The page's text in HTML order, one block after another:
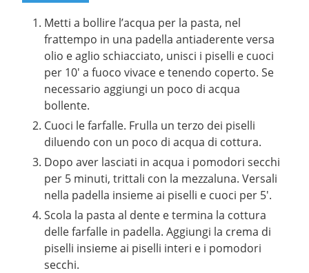
Metti a bollire l’acqua per la pasta, nel
frattempo in una padella antiaderente versa
olio e aglio schiacciato, unisci i piselli e cuoci
per 10′ a fuoco vivace e tenendo coperto. Se
necessario aggiungi un poco di acqua
bollente.
Cuoci le farfalle. Frulla un terzo dei piselli
diluendo con un poco di acqua di cottura.
Dopo aver lasciati in acqua i pomodori secchi
per 5 minuti, trittali con la mezzaluna. Versali
nella padella insieme ai piselli e cuoci per 5′.
Scola la pasta al dente e termina la cottura
delle farfalle in padella. Aggiungi la crema di
piselli insieme ai piselli interi e i pomodori
secchi.